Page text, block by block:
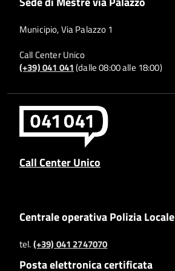
Municipio, Via Palazzo 1
Call Center Unico
(+39) 041 041(dalle 08:00 alle 18:00)
Call Center Unico
Centrale operativa Polizia Locale
tel.(+39) 041 2747070
Posta elettronica certificata